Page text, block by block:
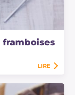
framboises
LIRE